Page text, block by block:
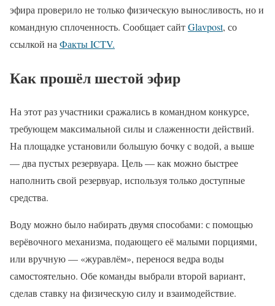
эфира проверило не только физическую выносливость, но и
командную сплоченность. Сообщает сайтGlavpost, со
ссылкой на Факты ICTV.
Как прошёл шестой эфир
На этот раз участники сражались в командном конкурсе,
требующем максимальной силы и слаженности действий.
На площадке установили большую бочку с водой, а выше
— два пустых резервуара. Цель — как можно быстрее
наполнить свой резервуар, используя только доступные
средства.
Воду можно было набирать двумя способами: с помощью
верёвочного механизма, подающего её малыми порциями,
или вручную — «журавлём», перенося ведра воды
самостоятельно. Обе команды выбрали второй вариант,
сделав ставку на физическую силу и взаимодействие.